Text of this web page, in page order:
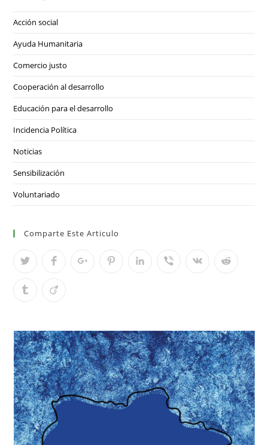
Acción social
Ayuda Humanitaria
Comercio justo
Cooperación al desarrollo
Educación para el desarrollo
Incidencia Política
Noticias
Sensibilización
Voluntariado
Comparte Este Articulo